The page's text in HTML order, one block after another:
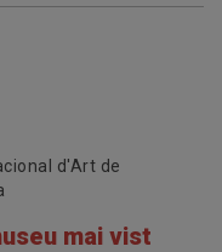
d'Art de
mai vist